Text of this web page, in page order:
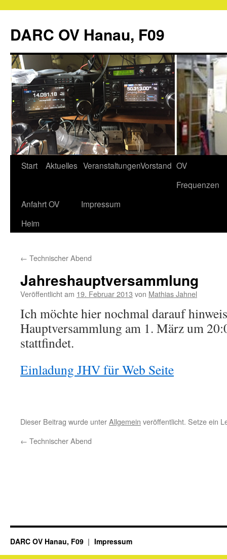
springen
DARC OV Hanau, F09
Start Aktuelles VeranstaltungenVorstand OV
Frequenzen
Anfahrt OV
Heim
Impressum
← Technischer Abend
Jahreshauptversammlung
Veröffentlicht am 19. Februar 2013 von Mathias Jahnel
Ich möchte hier nochmal darauf
Hauptversammlung am 1. März um
stattfindet.
Einladung JHV für Web Seite
Dieser Beitrag wurde unterAllgemein veröffentlicht. Setze ein
← Technischer Abend
DARC OV Hanau, F09 Impressum